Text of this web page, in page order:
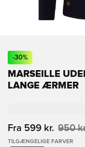
-30%
MARSEILLE
LANGE ÆRMER
Fra 599 kr. 950
TILGÆNGELIGE FARVER